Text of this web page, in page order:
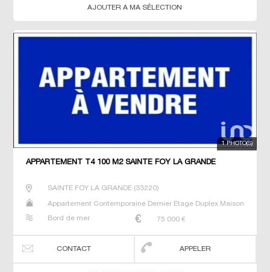
AJOUTER A MA SÉLECTION
1 PHOTO(S)
APPARTEMENT T4 100 M2 SAINTE FOY LA GRANDE
SAINTE FOY LA GRANDE(33220)
Appartement Contemporaine Dernier Etage Duplex Maison
Bord de mer
75 000 €
CONTACT APPELER